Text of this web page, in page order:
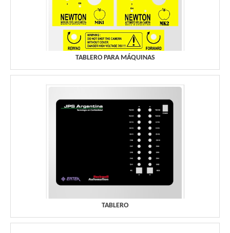
TABLERO PARA MÁQUINAS
TABLERO